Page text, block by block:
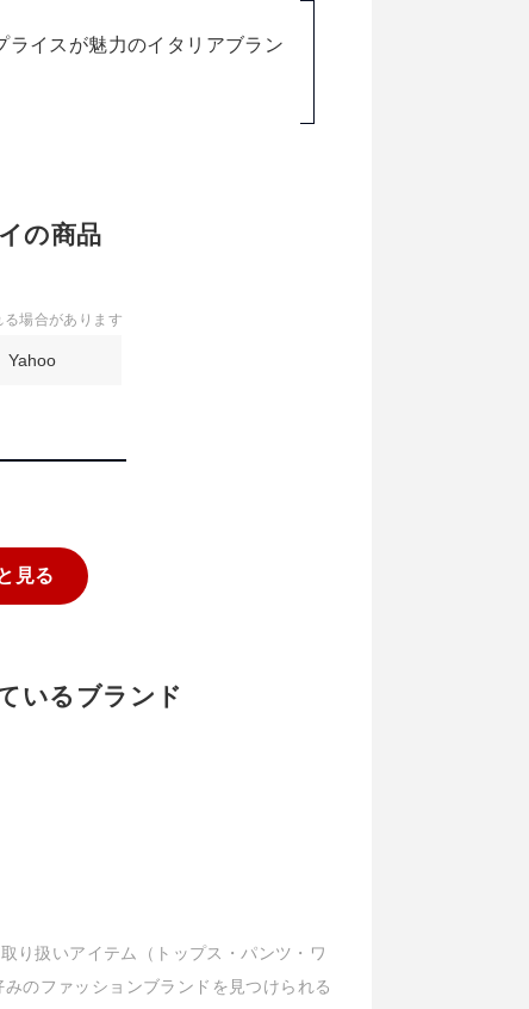
イスが魅力のイタリアブラン
の商品
場合があります
Yahoo
見る
いるブランド
り扱いアイテム（トップス・パンツ・ワ
のファッションブランドを見つけられる